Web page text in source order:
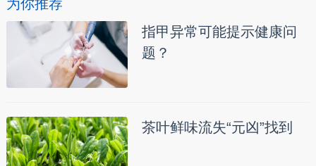
为你推荐
指甲异常可能提示健康问
题？
茶叶鲜味流失“元凶”找到